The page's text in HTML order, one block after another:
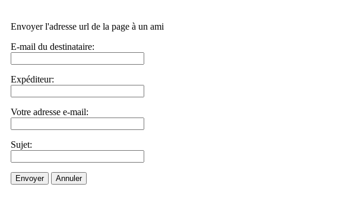
Envoyer l'adresse url de la page à un ami
E-mail du destinataire:
Expéditeur:
Votre adresse e-mail:
Sujet:
Envoyer Annuler